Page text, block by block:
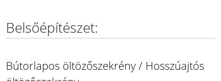
Belsőépítészet:
Bútorlapos öltözőszekrény / Hosszúajtós